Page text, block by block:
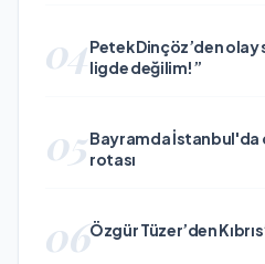
04Petek Dinçöz’den olay
ligde değilim!”
05Bayramda İstanbul'da
rotası
06Özgür Tüzer’den